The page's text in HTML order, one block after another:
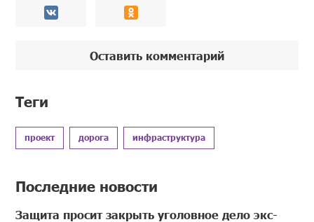
Оставить комментарий
Теги
проект дорога инфраструктура
Последние новости
Защита просит закрыть уголовное дело экс-